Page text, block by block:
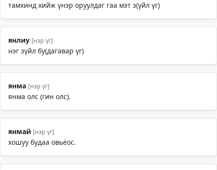
тамхинд хийж үнэр оруулдаг гаа мэт з(үйл үг)
янлиу [нэр үг]
нэг зүйл бу(дагавар үг)
янма [нэр үг]
янма олс (гин олс).
янмай [нэр үг]
хошуу будаа овьёос.